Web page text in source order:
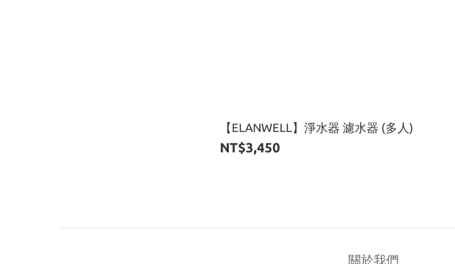
【ELANWELL】淨水器 濾水器 (多人)
NT$3,450
關於我們